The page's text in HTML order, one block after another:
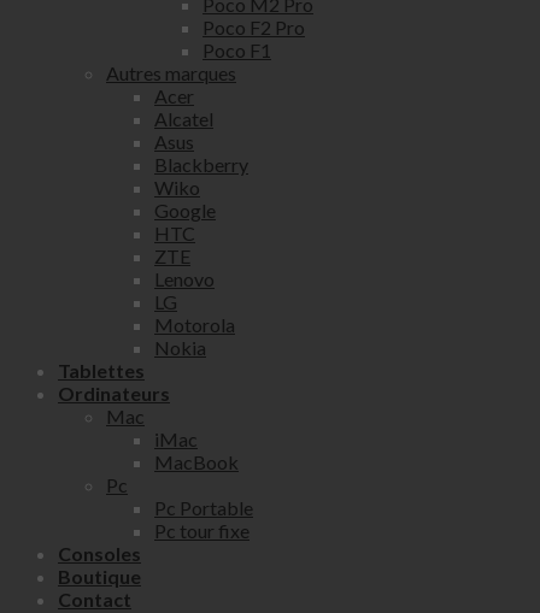
Poco F2 Pro
Poco F1
Autres marques
Acer
Alcatel
Asus
Blackberry
Wiko
Google
HTC
ZTE
Lenovo
LG
Motorola
Nokia
Tablettes
Ordinateurs
Mac
iMac
MacBook
Pc
Pc Portable
Pc tour fixe
Consoles
Boutique
Contact